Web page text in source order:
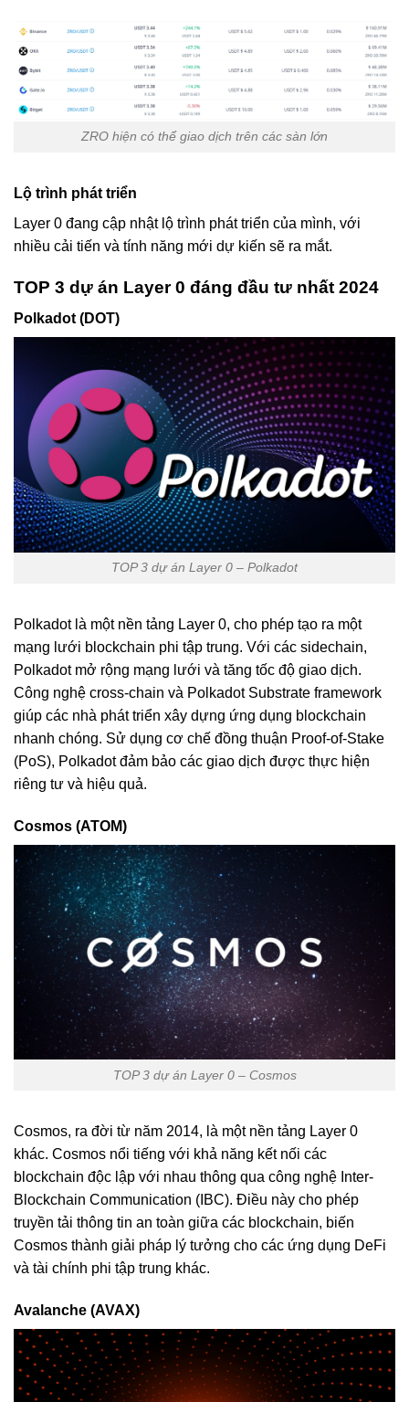
ZRO hiện có thể giao dịch trên các sàn lớn
Lộ trình phát triển
Layer 0 đang cập nhật lộ trình phát triển của mình, với
nhiều cải tiến và tính năng mới dự kiến sẽ ra mắt.
TOP 3 dự án Layer 0 đáng đầu tư nhất 2024
Polkadot (DOT)
TOP 3 dự án Layer 0 – Polkadot
Polkadot là một nền tảng Layer 0, cho phép tạo ra một
mạng lưới blockchain phi tập trung. Với các sidechain,
Polkadot mở rộng mạng lưới và tăng tốc độ giao dịch.
Công nghệ cross-chain và Polkadot Substrate framework
giúp các nhà phát triển xây dựng ứng dụng blockchain
nhanh chóng. Sử dụng cơ chế đồng thuận Proof-of-Stake
(PoS), Polkadot đảm bảo các giao dịch được thực hiện
riêng tư và hiệu quả.
Cosmos (ATOM)
TOP 3 dự án Layer 0 – Cosmos
Cosmos, ra đời từ năm 2014, là một nền tảng Layer 0
khác. Cosmos nổi tiếng với khả năng kết nối các
blockchain độc lập với nhau thông qua công nghệ Inter-
Blockchain Communication (IBC). Điều này cho phép
truyền tải thông tin an toàn giữa các blockchain, biến
Cosmos thành giải pháp lý tưởng cho các ứng dụng DeFi
và tài chính phi tập trung khác.
Avalanche (AVAX)